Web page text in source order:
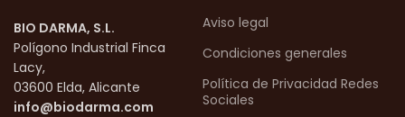
BIO DARMA, S.L.
Polígono Industrial Finca
Lacy,
03600 Elda, Alicante
info@biodarma.com
Aviso legal
Condiciones generales
Política de Privacidad Redes
Sociales